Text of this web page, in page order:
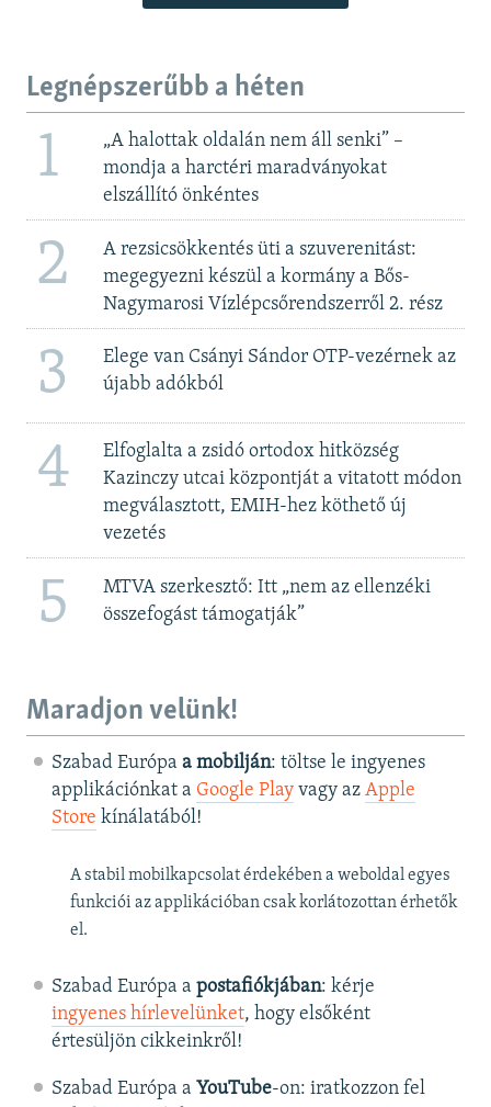
Legnépszerűbb a héten
1
„A halottak oldalán nem áll senki” –
mondja a harctéri maradványokat
elszállító önkéntes
2
A rezsicsökkentés üti a szuverenitást:
megegyezni készül a kormány a Bős-
Nagymarosi Vízlépcsőrendszerről 2. rész
3
Elege van Csányi Sándor OTP-vezérnek az
újabb adókból
4
Elfoglalta a zsidó ortodox hitközség
Kazinczy utcai központját a vitatott módon
megválasztott, EMIH-hez köthető új
vezetés
5
MTVA szerkesztő: Itt „nem az ellenzéki
összefogást támogatják”
Maradjon velünk!
Szabad Európa a mobilján: töltse le ingyenes
applikációnkat a Google Playvagy az Apple
Store kínálatából!
A stabil mobilkapcsolat érdekében a weboldal egyes
funkciói az applikációban csak korlátozottan érhetők
el.
Szabad Európa a postafiókjában: kérje
ingyenes hírlevelünket, hogy elsőként
értesüljön cikkeinkről!
Szabad Európa a YouTube-on: iratkozzon fel